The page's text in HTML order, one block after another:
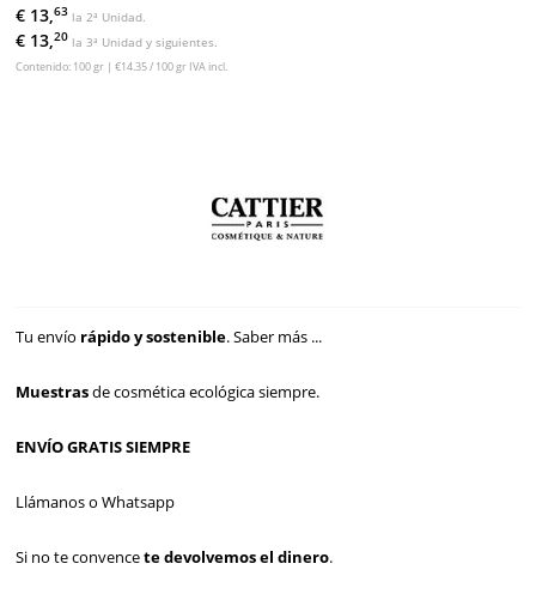
€ 13,63 la 2ª Unidad.
€ 13,20 la 3ª Unidad y siguientes.
Contenido: 100 gr | €14.35 / 100 gr IVA incl.
Tu envío rápido y sostenible.Saber más ...
Muestrasde cosmética ecológica siempre.
ENVÍO GRATIS SIEMPRE
Llámanos o Whatsapp
Si no te convencete devolvemos el dinero.